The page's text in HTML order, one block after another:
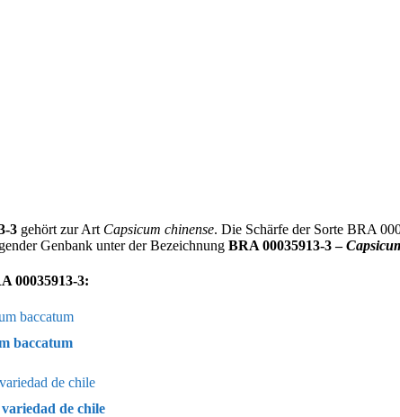
3 gehört zur Art Capsicum chinense. Die Schärfe der Sorte BRA
Genbank unter der Bezeichnung BRA 00035913-3 –
00035913-3:
baccatum
de chile